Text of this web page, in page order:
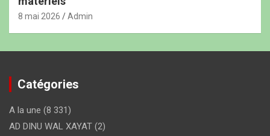
8 mai 2026 Admin
Catégories
A la une (8 331)
AD DINU WAL XAYAT (2)